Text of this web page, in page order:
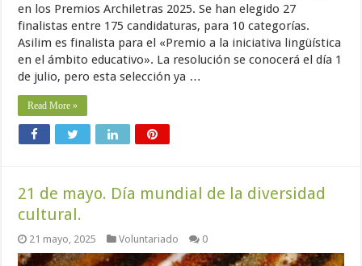
en los Premios Archiletras 2025. Se han elegido 27
finalistas entre 175 candidaturas, para 10 categorías.
Asilim es finalista para el «Premio a la iniciativa lingüística
en el ámbito educativo». La resolución se conocerá el día 1
de julio, pero esta selección ya …
Read More »
21 de mayo. Día mundial de la diversidad
cultural.
21 mayo, 2025 Voluntariado 0